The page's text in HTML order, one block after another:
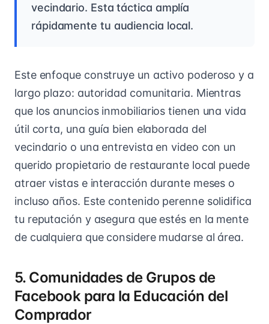
vecindario. Esta táctica amplía
rápidamente tu audiencia local.
Este enfoque construye un activo poderoso y a
largo plazo: autoridad comunitaria. Mientras
que los anuncios inmobiliarios tienen una vida
útil corta, una guía bien elaborada del
vecindario o una entrevista en video con un
querido propietario de restaurante local puede
atraer vistas e interacción durante meses o
incluso años. Este contenido perenne solidifica
tu reputación y asegura que estés en la mente
de cualquiera que considere mudarse al área.
5. Comunidades de Grupos de
Facebook para la Educación del
Comprador